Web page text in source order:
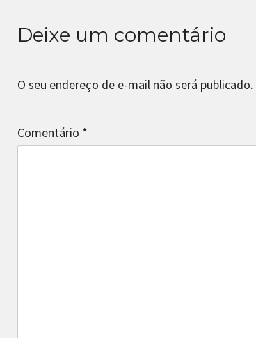
Deixe um comentário
O seu endereço de e-mail não será publicado.
Comentário *